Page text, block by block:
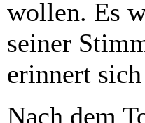
wollen. Es
seiner
erinnert
Nach dem